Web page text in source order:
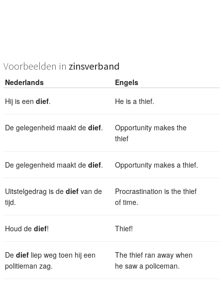
Voorbeelden in zinsverband
Nederlands
Engels
Hij is een dief. He is a thief.
De gelegenheid maakt de dief.
Opportunity makes the
thief
De gelegenheid maakt de dief. Opportunity makes a thief.
Uitstelgedrag is de dief van de
tijd.
Procrastination is the thief
of time.
Houd de dief! Thief!
De dief liep weg toen hij een
politieman zag.
The thief ran away when
he saw a policeman.